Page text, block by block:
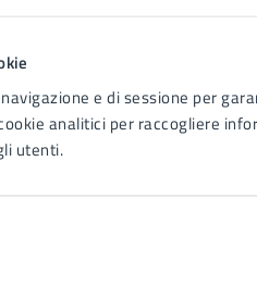
e di sessione per
analitici per raccogliere
utenti.